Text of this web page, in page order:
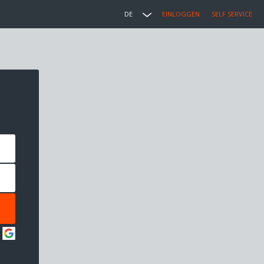
DE EINLOGGEN SELF SERVICE